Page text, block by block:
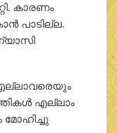
കാരണം
പാടില്ല.
എല്ലാം
മോഹിച്ചു